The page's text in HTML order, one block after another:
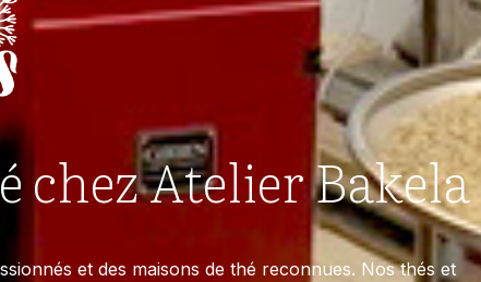
Atelier Bakela
et des maisons de thé reconnues. Nos thés et